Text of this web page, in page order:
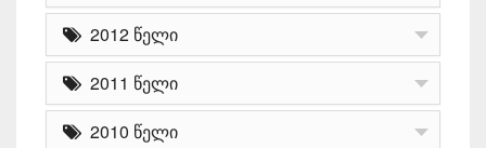
2012 წელი
2011 წელი
2010 წელი